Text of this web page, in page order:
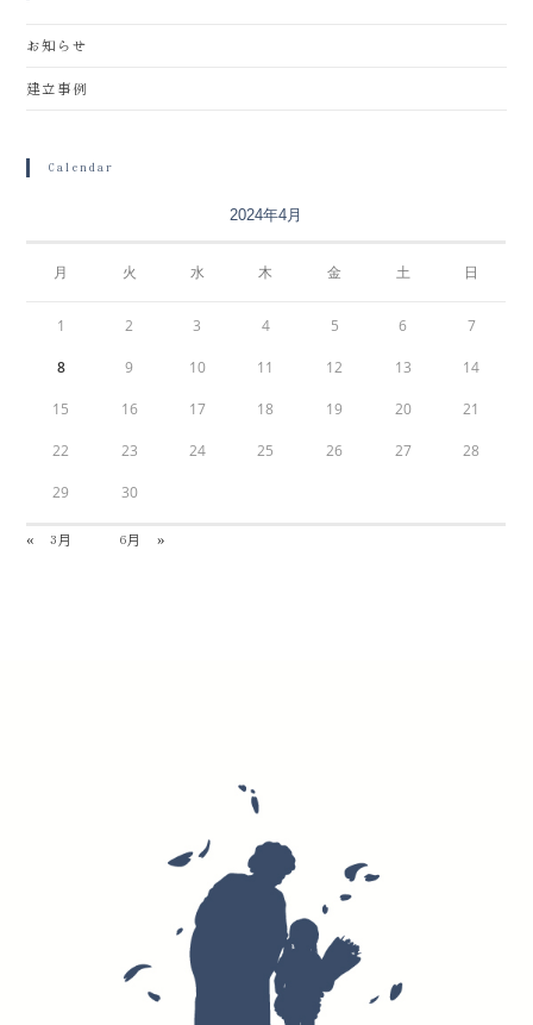
お知らせ
建立事例
Calendar
2024年4月
月 火 水 木 金 土 日
1 2 3 4 5 6 7
8 9 10 11 12 13 14
15 16 17 18 19 20 21
22 23 24 25 26 27 28
29 30
« 3月 6月 »